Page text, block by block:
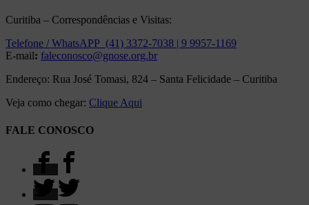
Curitiba – Correspondências e Visitas:
Telefone / WhatsAPP (41) 3372-7038 | 9 9957-1169
E-mail: faleconosco@gnose.org.br
Endereço: Rua José Tomasi, 824 – Santa Felicidade – Curitiba
Veja como chegar: Clique Aqui
FALE CONOSCO